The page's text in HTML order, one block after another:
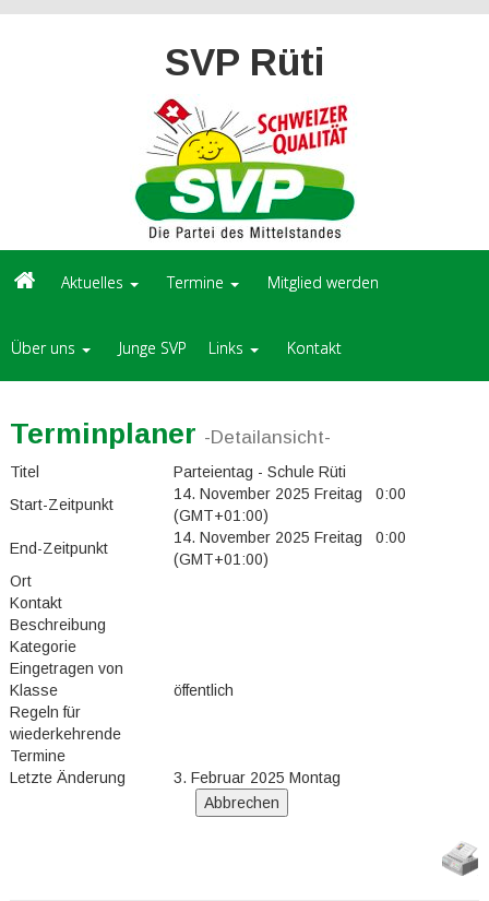
SVP Rüti
Aktuelles Termine Mitglied werden
Über uns Junge SVP Links Kontakt
Terminplaner -Detailansicht-
Titel
Parteientag - Schule Rüti
Start-Zeitpunkt
14. November 2025 Freitag 0:00
(GMT+01:00)
End-Zeitpunkt
14. November 2025 Freitag 0:00
(GMT+01:00)
Ort
Kontakt
Beschreibung
Kategorie
Eingetragen von
Klasse
öffentlich
Regeln für
wiederkehrende
Termine
Letzte Änderung
3. Februar 2025 Montag